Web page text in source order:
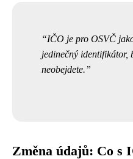
IČO je pro OSVČ
jedinečný identifikátor,
neobejdete.
Změna údajů: Co s